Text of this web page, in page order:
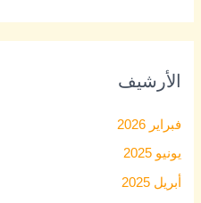
الأرشيف
فبراير 2026
يونيو 2025
أبريل 2025